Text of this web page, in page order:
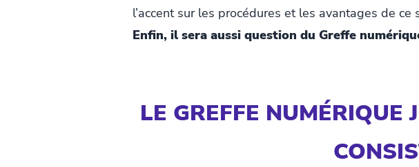
l’accent sur les procédures et les avantages de ce
Enfin, il sera aussi question du Greffe
LE GREFFE NUMÉRIQUE